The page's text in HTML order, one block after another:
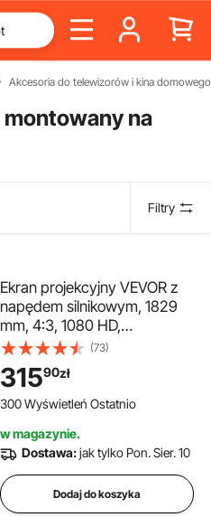
Akcesoria do telewizorów i kina domowego
na
Filtry
Ekran projekcyjny VEVOR z
napędem silnikowym, 1829
mm, 4:3, 1080 HD,
elektryczny ekran
projekcyjny, projektor
ścienny z pilotem,
automatyczny ekran filmowy
biurowego
(73)
31590zł
300 Wyświetleń Ostatnio
w magazynie.
Dostawa:jak tylko Pon. Sier. 10
Dodaj do koszyka